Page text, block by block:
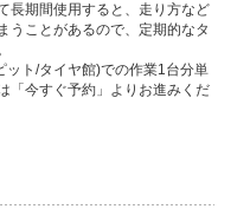
長期間使用すると、走り方など
うことがあるので、定期的なタ
ット/タイヤ館)での作業1台分単
「今すぐ予約」よりお進みくだ